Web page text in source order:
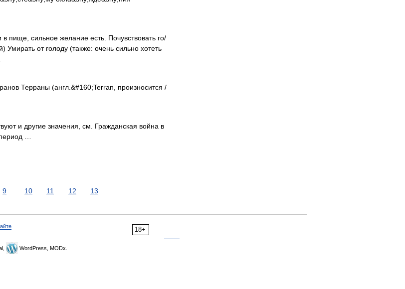
сильное желание есть. Почувствовать го/
Умирать от голоду (также: очень сильно хотеть
Терраны (англ.&#160;Terran, произносится /
и другие значения, см. Гражданская война в
…
9 10 11 12 13
18+
WordPress, MODx.